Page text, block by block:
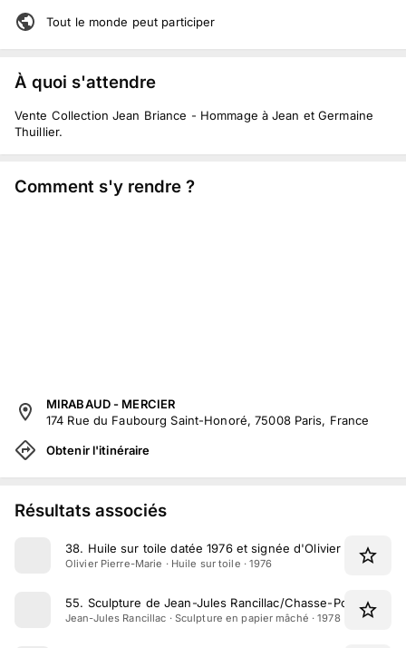
Tout le monde peut participer
À quoi s'attendre
Vente Collection Jean Briance - Hommage à Jean et Germaine
Thuillier.
Comment s'y rendre ?
MIRABAUD - MERCIER
174 Rue du Faubourg Saint-Honoré, 75008 Paris, France
Obtenir l'itinéraire
Résultats associés
38. Huile sur toile datée 1976 et signée d'Olivier Pierre-
Olivier Pierre-Marie · Huile sur toile · 1976
55. Sculpture de Jean-Jules Rancillac/Chasse-Pot, créée
Jean-Jules Rancillac · Sculpture en papier mâché · 1978